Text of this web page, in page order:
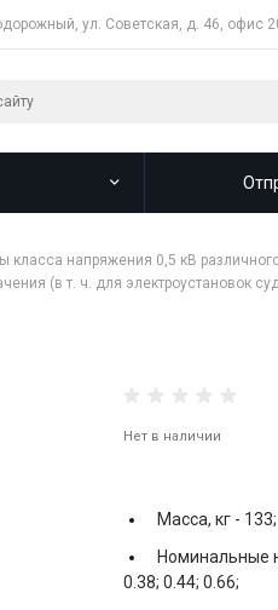
ул. Советская, д. 46, офис
класса напряжения 0,5 кВ
(в т. ч. для электроустановок
Нет в наличии
Масса, кг - 133;
Номинальные
0.38; 0.44; 0.66;